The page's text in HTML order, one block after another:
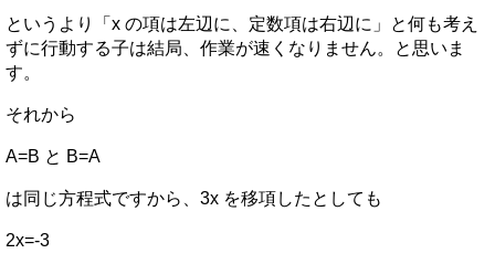
というより「x の項は左辺に、定数項は右辺に」と何も考え
ずに行動する子は結局、作業が速くなりません。と思いま
す。
それから
A=B と B=A
は同じ方程式ですから、3x を移項したとしても
2x=-3